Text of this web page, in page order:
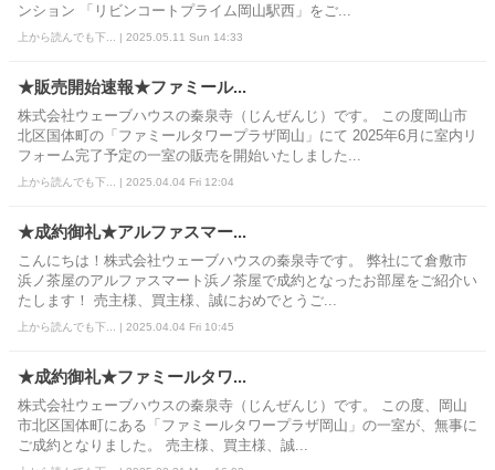
ンション 「リビンコートプライム岡山駅西」をご...
上から読んでも下... | 2025.05.11 Sun 14:33
★販売開始速報★ファミール...
株式会社ウェーブハウスの秦泉寺（じんぜんじ）です。 この度岡山市
北区国体町の「ファミールタワープラザ岡山」にて 2025年6月に室内リ
フォーム完了予定の一室の販売を開始いたしました...
上から読んでも下... | 2025.04.04 Fri 12:04
★成約御礼★アルファスマー...
こんにちは！株式会社ウェーブハウスの秦泉寺です。 弊社にて倉敷市
浜ノ茶屋のアルファスマート浜ノ茶屋で成約となったお部屋をご紹介い
たします！ 売主様、買主様、誠におめでとうご...
上から読んでも下... | 2025.04.04 Fri 10:45
★成約御礼★ファミールタワ...
株式会社ウェーブハウスの秦泉寺（じんぜんじ）です。 この度、岡山
市北区国体町にある「ファミールタワープラザ岡山」の一室が、無事に
ご成約となりました。 売主様、買主様、誠...